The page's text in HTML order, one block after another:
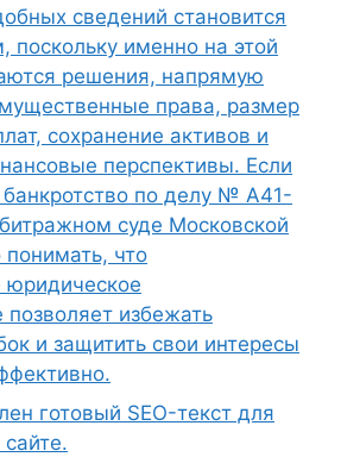
сведений становится
именно на этой
решения, напрямую
права, размер
сохранение активов и
перспективы. Если
банкротство по делу № А41-
суде Московской
что
юридическое
избежать
и защитить свои интересы
готовый SEO-текст для